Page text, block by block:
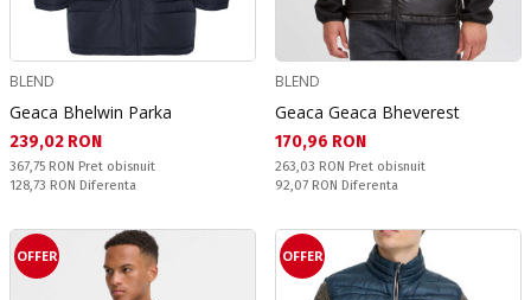
BLEND
Geaca Bhelwin Parka
Текуща цена:
239,02 RON
Pret obisnuit:
367,75 RON Pret obisnuit
Спестявате:
128,73 RON Diferenta
BLEND
Geaca Geaca Bheverest
Текуща цена:
170,96 RON
Pret obisnuit:
263,03 RON Pret obisnuit
Спестявате:
92,07 RON Diferenta
OFFER OFFER